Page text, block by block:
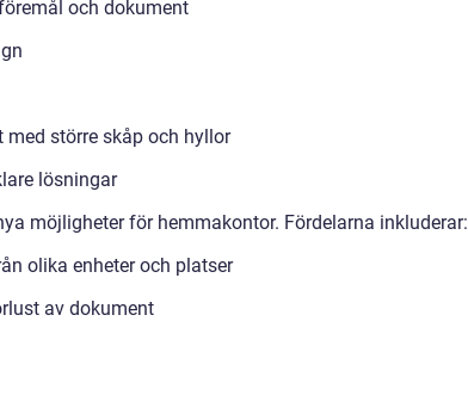
och dokument
större skåp och hyllor
lösningar
möjligheter för hemmakontor. Fördelarna inkluderar:
olika enheter och platser
av dokument